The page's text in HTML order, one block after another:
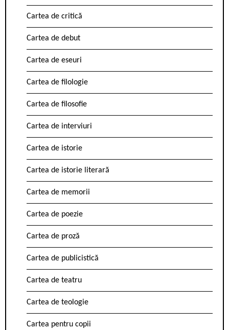
Cartea de critică
Cartea de debut
Cartea de eseuri
Cartea de filologie
Cartea de filosofie
Cartea de interviuri
Cartea de istorie
Cartea de istorie literară
Cartea de memorii
Cartea de poezie
Cartea de proză
Cartea de publicistică
Cartea de teatru
Cartea de teologie
Cartea pentru copii